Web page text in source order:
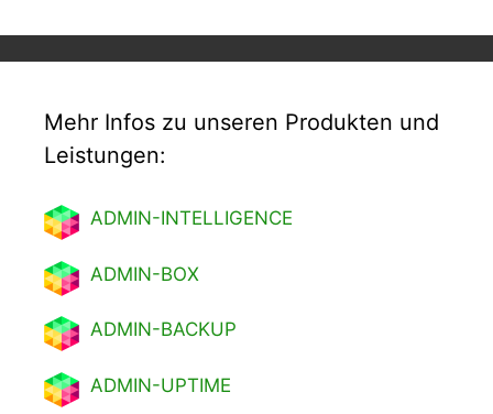
Mehr Infos zu unseren Produkten und
Leistungen:
ADMIN-INTELLIGENCE
ADMIN-BOX
ADMIN-BACKUP
ADMIN-UPTIME